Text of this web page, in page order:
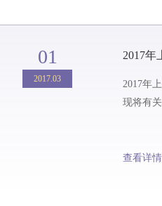
01
2017.03
2017年
2017年上半年浙江省计
查看详情